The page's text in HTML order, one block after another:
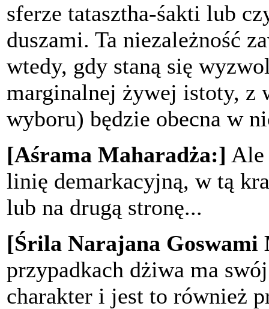
sferze tatasztha-śakti lub
duszami. Ta niezależność
wtedy, gdy staną się
marginalnej żywej istoty, z
wyboru) będzie obecna w
[Aśrama Maharadża:] Ale
linię demarkacyjną, w tą
lub na drugą stronę...
[Śrila Narajana Goswami
przypadkach dżiwa ma
charakter i jest to również